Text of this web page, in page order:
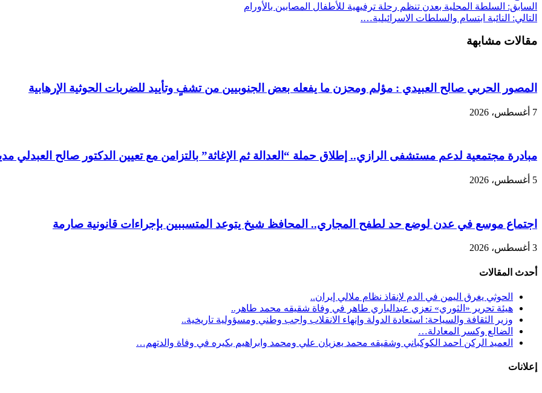
السابق: السلطة المحلية بعدن تنظم رحلة ترفيهية للأطفال المصابين بالأورام
التالي: النائبة ابتسام والسلطات الاسرائيلية….
مقالات مشابهة
المصور الحربي صالح العبيدي : مؤلم ومحزن ما يفعله بعض الجنوبيين من تشفٍ وتأييد للضربات الحوثية الإرهابية
7 أغسطس، 2026
مبادرة مجتمعية لدعم مستشفى الرازي.. إطلاق حملة “العدالة ثم الإغاثة” بالتزامن مع تعيين الدكتور صالح العبدلي
5 أغسطس، 2026
اجتماع موسع في عدن لوضع حد لطفح المجاري.. المحافظ شيخ يتوعد المتسببين بإجراءات قانونية صارمة
3 أغسطس، 2026
أحدث المقالات
الحوثي يغرق اليمن في الدم لإنقاذ نظام ملالي إيران..
هيئة تحرير «الثوري» تعزي عبدالباري طاهر في وفاة شقيقه محمد طاهر..
وزير الثقافة والسياحة: استعادة الدولة وإنهاء الانقلاب واجب وطني ومسؤولية تاريخية..
الضالع وكسر المعادلة…
العميد الركن احمد الكوكباني وشقيقه محمد يعزيان علي ومحمد وابراهيم بكيره في وفاة والدتهم…
إعلانات